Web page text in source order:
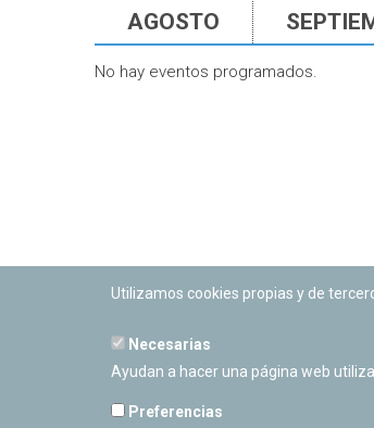
AGOSTO
No hay eventos programados.
PLANETARIO DE PAMPLONA
Calle Sancho RamÃ­rez, s/n
Cerrado Temporalmente
Utilizamos cookies propias y de
Necesarias
Ayudan a hacer una página web
Preferencias